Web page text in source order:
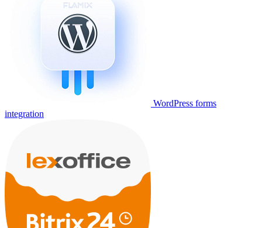
WordPress forms
integration